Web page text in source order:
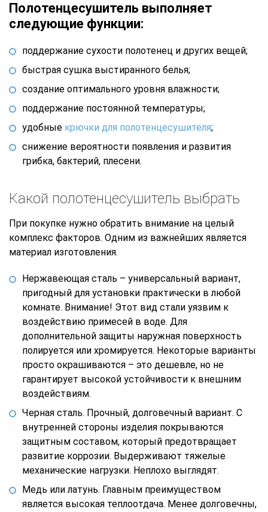
Полотенцесушитель выполняет
следующие функции:
поддержание сухости полотенец и других вещей;
быстрая сушка выстиранного белья;
создание оптимального уровня влажности;
поддержание постоянной температуры;
удобные крючки для полотенцесушителя;
снижение вероятности появления и развития
грибка, бактерий, плесени.
Какой полотенцесушитель выбрать
При покупке нужно обратить внимание на целый
комплекс факторов. Одним из важнейших является
материал изготовления.
Нержавеющая сталь – универсальный вариант,
пригодный для установки практически в любой
комнате. Внимание! Этот вид стали уязвим к
воздействию примесей в воде. Для
дополнительной защиты наружная поверхность
полируется или хромируется. Некоторые варианты
просто окрашиваются – это дешевле, но не
гарантирует высокой устойчивости к внешним
воздействиям.
Черная сталь. Прочный, долговечный вариант. С
внутренней стороны изделия покрываются
защитным составом, который предотвращает
развитие коррозии. Выдерживают тяжелые
механические нагрузки. Неплохо выглядят.
Медь или латунь. Главным преимуществом
является высокая теплоотдача. Менее долговечны,